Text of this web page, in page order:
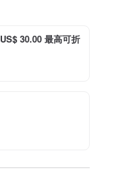
30.00 最高可折